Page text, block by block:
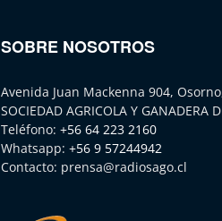
SOBRE NOSOTROS
Avenida Juan Mackenna 904,
SOCIEDAD AGRICOLA Y GANADERA
Teléfono: +56 64 223 2160
Whatsapp: +56 9 57244942
Contacto: prensa@radiosago.cl